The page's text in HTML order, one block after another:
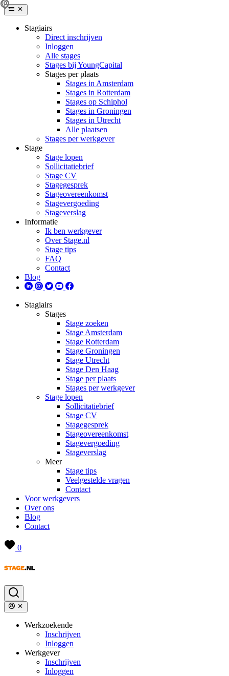
Stagiairs
Direct inschrijven
Inloggen
Alle stages
Stages bij YoungCapital
Stages per plaats
Stages in Amsterdam
Stages in Rotterdam
Stages op Schiphol
Stages in Groningen
Stages in Utrecht
Alle plaatsen
Stages per werkgever
Stage
Stage lopen
Sollicitatiebrief
Stage CV
Stagegesprek
Stageovereenkomst
Stagevergoeding
Stageverslag
Informatie
Ik ben werkgever
Over Stage.nl
Stage tips
FAQ
Contact
Blog
Stagiairs
Stages
Stage zoeken
Stage Amsterdam
Stage Rotterdam
Stage Groningen
Stage Utrecht
Stage Den Haag
Stage per plaats
Stages per werkgever
Stage lopen
Sollicitatiebrief
Stage CV
Stagegesprek
Stageovereenkomst
Stagevergoeding
Stageverslag
Meer
Stage tips
Veelgestelde vragen
Contact
Voor werkgevers
Over ons
Blog
Contact
0
Werkzoekende
Inschrijven
Inloggen
Werkgever
Inschrijven
Inloggen